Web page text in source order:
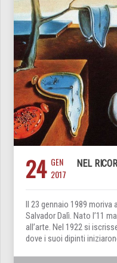
24 GEN
2017
NEL
Il 23 gennaio 1989 moriva
Salvador Dalì. Nato l’11
all’arte. Nel 1922 si
dove i suoi dipinti